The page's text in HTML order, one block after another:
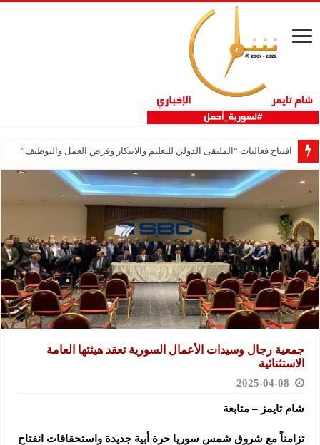
افتتاح فعاليات “الملتقى الدولي للتعليم والابتكار وفرص العمل والتوظيف”
جمعية رجال وسيدات الأعمال السورية تعقد هيئتها العامة
الاستثنائية
2025-04-08
شام تايمز – متابعة
تزامناً مع شروق شمس سوريا حرة أبية جديدة واستحقاقات انفتاح